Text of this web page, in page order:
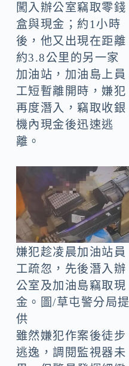
闖入辦公室竊取零錢
盒與現金；約1小時
後，他又出現在距離
約3.8公里的另一家
加油站，加油島上員
工短暫離開時，嫌犯
再度潛入，竊取收銀
機內現金後迅速逃
離。
嫌犯趁凌晨加油站員
工疏忽，先後潛入辦
公室及加油島竊取現
金。圖/草屯警分局提
供
雖然嫌犯作案後徒步
逃逸，調閱監視器未